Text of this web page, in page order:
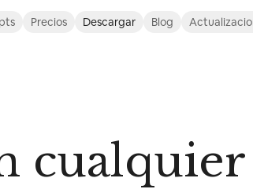
Precios Descargar Blog